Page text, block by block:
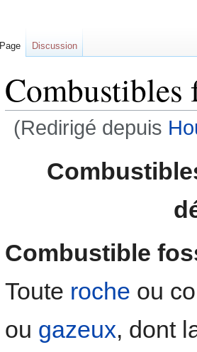
Combustibles
(Redirigé depuis
Combustible
Toute roche ou
ou gazeux, dont
Page Discussion